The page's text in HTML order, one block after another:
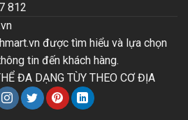
812
được tìm hiểu và lựa chọn
tin đến khách hàng.
ĐA DẠNG TÙY THEO CƠ ĐỊA